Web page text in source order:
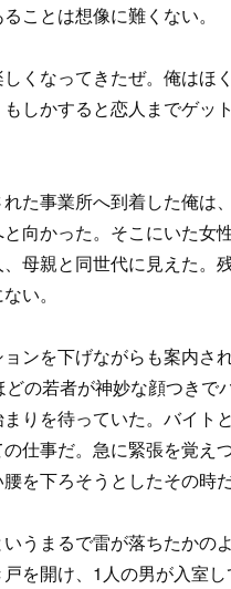
ことは想像に難くない。
くなってきたぜ。俺はほ
しかすると恋人までゲッ
た事業所へ到着した俺は
向かった。そこにいた女
母親と同世代に見えた。
い。
ンを下げながらも案内さ
どの若者が神妙な顔つきで
りを待っていた。バイト
仕事だ。急に緊張を覚え
を下ろそうとしたその時だ
うまるで雷が落ちたかの
を開け、1人の男が入室し